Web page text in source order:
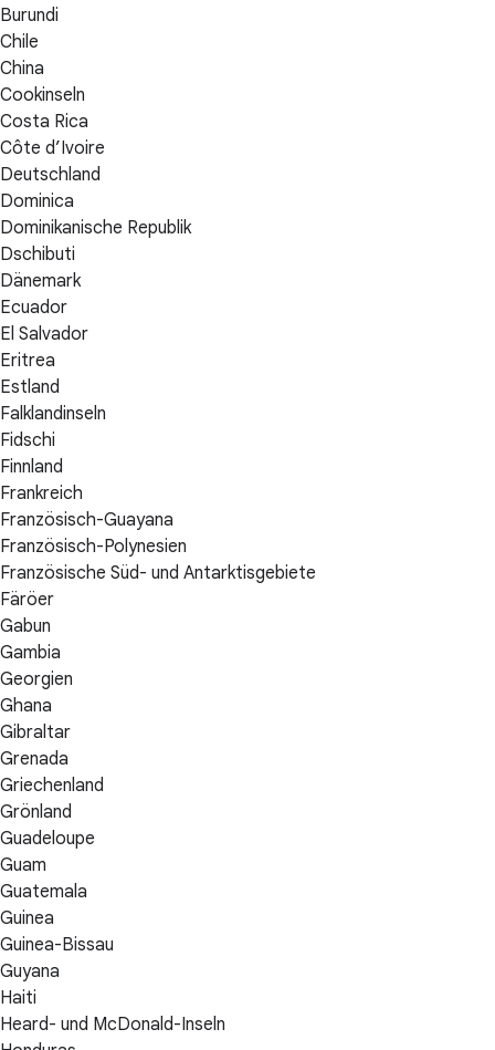
Burundi
Chile
China
Cookinseln
Costa Rica
Côte d’Ivoire
Deutschland
Dominica
Dominikanische Republik
Dschibuti
Dänemark
Ecuador
El Salvador
Eritrea
Estland
Falklandinseln
Fidschi
Finnland
Frankreich
Französisch-Guayana
Französisch-Polynesien
Französische Süd- und Antarktisgebiete
Färöer
Gabun
Gambia
Georgien
Ghana
Gibraltar
Grenada
Griechenland
Grönland
Guadeloupe
Guam
Guatemala
Guinea
Guinea-Bissau
Guyana
Haiti
Heard- und McDonald-Inseln